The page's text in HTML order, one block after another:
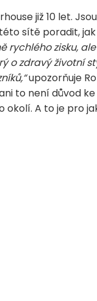
již 10 let.
sítě poradit, jak
zisku,
zdravý životní
upozorňuje
to není důvod ke
okolí. A to je pro